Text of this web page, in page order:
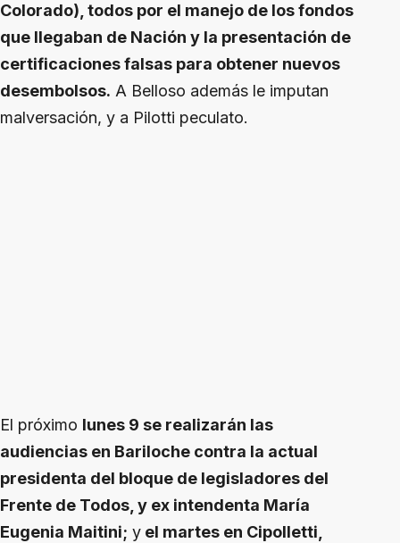
Colorado), todos por el manejo de los fondos
que llegaban de Nación y la presentación de
certificaciones falsas para obtener nuevos
desembolsos. A Belloso además le imputan
malversación, y a Pilotti peculato.
El próximo lunes 9 se realizarán las
audiencias en Bariloche contra la actual
presidenta del bloque de legisladores del
Frente de Todos, y ex intendenta María
Eugenia Maitini; y el martes en Cipolletti,